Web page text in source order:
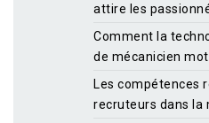
attire les
Comment la
de mécanicien
Les compétences
recruteurs dans la